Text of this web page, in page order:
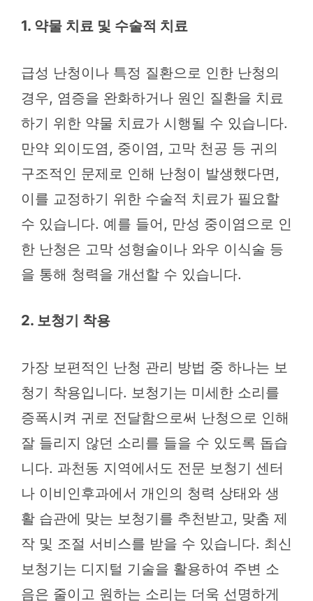
1. 약물 치료 및 수술적 치료
급성 난청이나 특정 질환으로 인한 난청의
경우, 염증을 완화하거나 원인 질환을 치료
하기 위한 약물 치료가 시행될 수 있습니다.
만약 외이도염, 중이염, 고막 천공 등 귀의
구조적인 문제로 인해 난청이 발생했다면,
이를 교정하기 위한 수술적 치료가 필요할
수 있습니다. 예를 들어, 만성 중이염으로 인
한 난청은 고막 성형술이나 와우 이식술 등
을 통해 청력을 개선할 수 있습니다.
2. 보청기 착용
가장 보편적인 난청 관리 방법 중 하나는 보
청기 착용입니다. 보청기는 미세한 소리를
증폭시켜 귀로 전달함으로써 난청으로 인해
잘 들리지 않던 소리를 들을 수 있도록 돕습
니다. 과천동 지역에서도 전문 보청기 센터
나 이비인후과에서 개인의 청력 상태와 생
활 습관에 맞는 보청기를 추천받고, 맞춤 제
작 및 조절 서비스를 받을 수 있습니다. 최신
보청기는 디지털 기술을 활용하여 주변 소
음은 줄이고 원하는 소리는 더욱 선명하게